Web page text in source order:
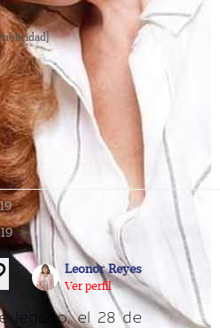
|
Leonor Reyes
Ver perfil
legado, el 28 de